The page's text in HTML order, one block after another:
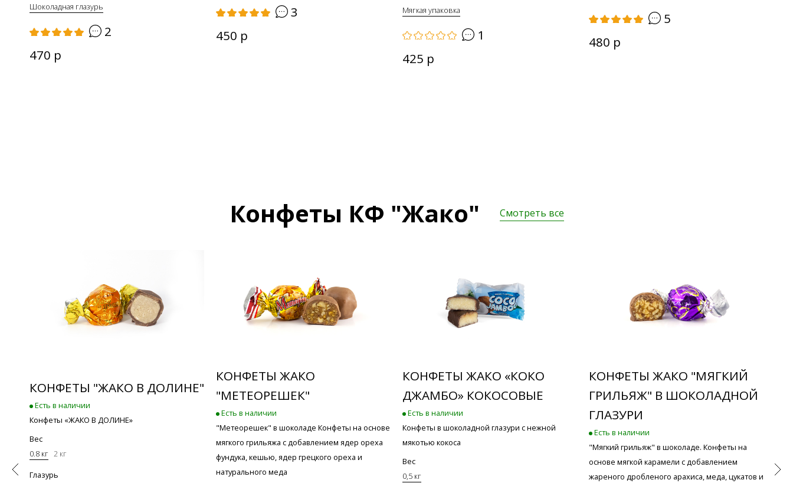
Шоколадная глазурь
2
470 р
3
450 р
Мягкая упаковка
1
425 р
5
480 р
Конфеты КФ "Жако" Смотреть все
КОНФЕТЫ "ЖАКО В ДОЛИНЕ"
Есть в наличии
Конфеты «ЖАКО В ДОЛИНЕ»
Вес
0.8 кг 2 кг
Глазурь
КОНФЕТЫ ЖАКО
"МЕТЕОРЕШЕК"
Есть в наличии
"Метеорешек" в шоколаде Конфеты на основе
мягкого грильяжа с добавлением ядер ореха
фундука, кешью, ядер грецкого ореха и
натурального меда
КОНФЕТЫ ЖАКО «КОКО
ДЖАМБО» КОКОСОВЫЕ
Есть в наличии
Конфеты в шоколадной глазури с нежной
мякотью кокоса
Вес
0,5 кг
КОНФЕТЫ ЖАКО "МЯГКИЙ
ГРИЛЬЯЖ" В ШОКОЛАДНОЙ
ГЛАЗУРИ
Есть в наличии
"Мягкий грильяж" в шоколаде. Конфеты на
основе мягкой карамели с добавлением
жареного дробленого арахиса, меда, цукатов и
0,3